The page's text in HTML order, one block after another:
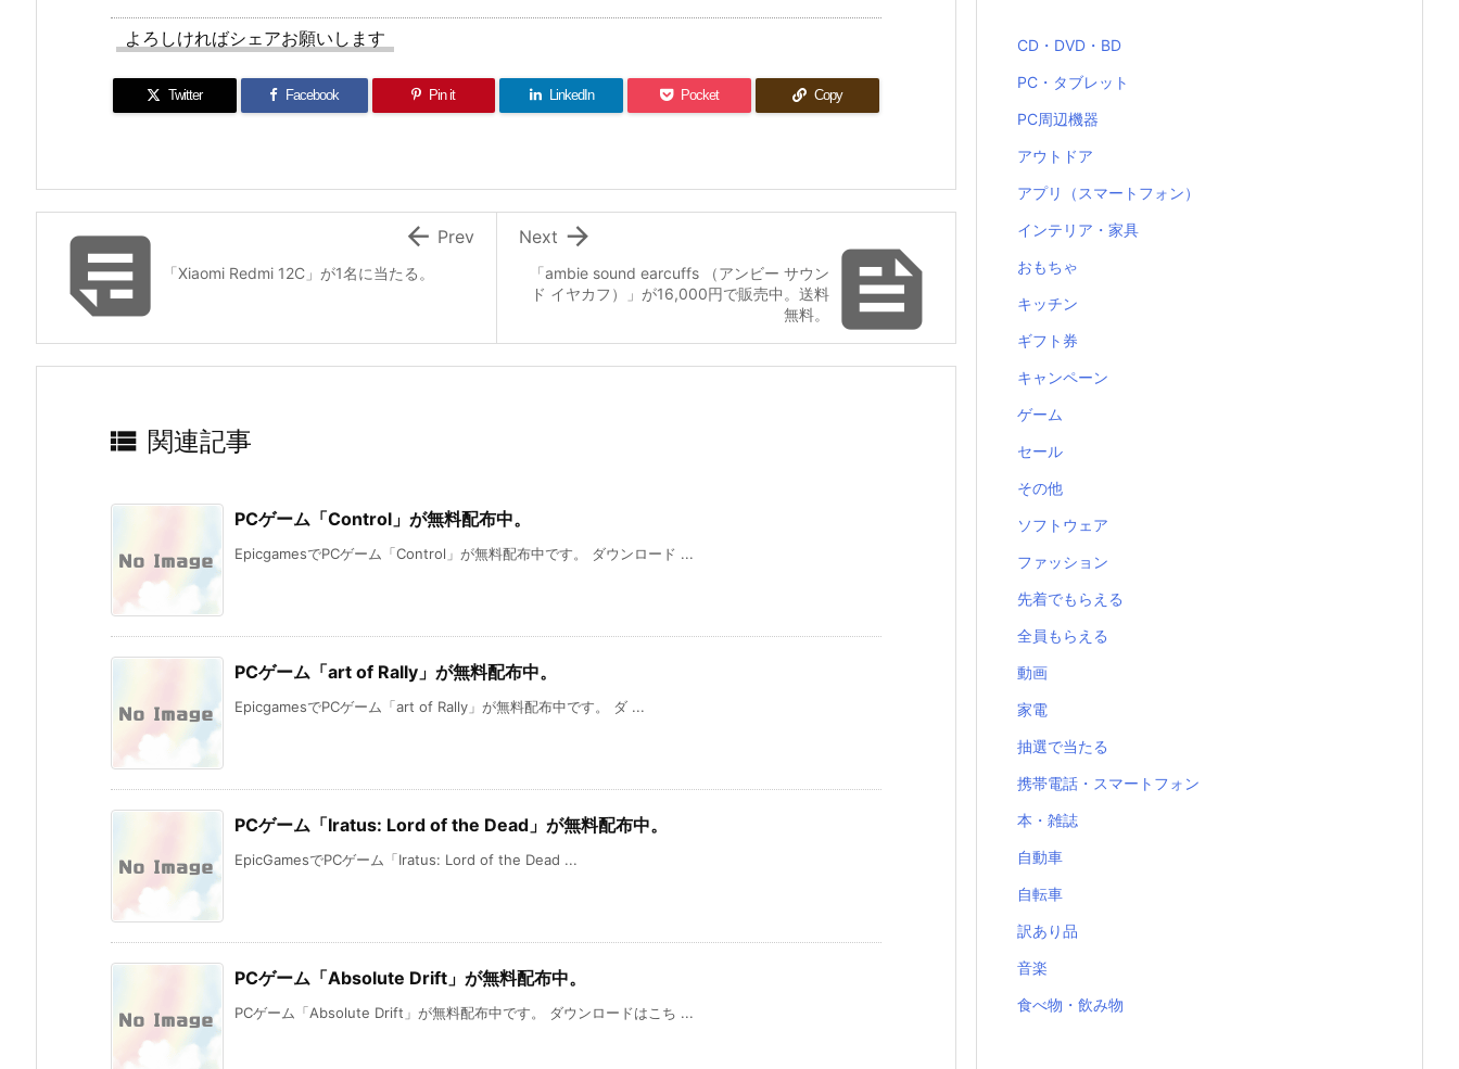
よろしければシェアお願いします
Twitter Facebook Pin it LinkedIn Pocket Copy

「ambie sound earcuffs （アンビー サウン
ド イヤカフ）」が16,000円で販売中。送料
無料。

Next
 「Xiaomi Redmi 12C」が1名に当たる。
 Prev
 関連記事
PCゲーム「Control」が無料配布中。
EpicgamesでPCゲーム「Control」が無料配布中です。 ダウンロード ...
PCゲーム「art of Rally」が無料配布中。
EpicgamesでPCゲーム「art of Rally」が無料配布中です。 ダ ...
PCゲーム「Iratus: Lord of the Dead」が無料配布中。
EpicGamesでPCゲーム「Iratus: Lord of the Dead ...
PCゲーム「Absolute Drift」が無料配布中。
PCゲーム「Absolute Drift」が無料配布中です。 ダウンロードはこち ...
CD・DVD・BD
PC・タブレット
PC周辺機器
アウトドア
アプリ（スマートフォン）
インテリア・家具
おもちゃ
キッチン
ギフト券
キャンペーン
ゲーム
セール
その他
ソフトウェア
ファッション
先着でもらえる
全員もらえる
動画
家電
抽選で当たる
携帯電話・スマートフォン
本・雑誌
自動車
自転車
訳あり品
音楽
食べ物・飲み物